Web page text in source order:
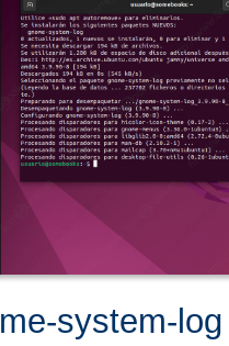
system-log